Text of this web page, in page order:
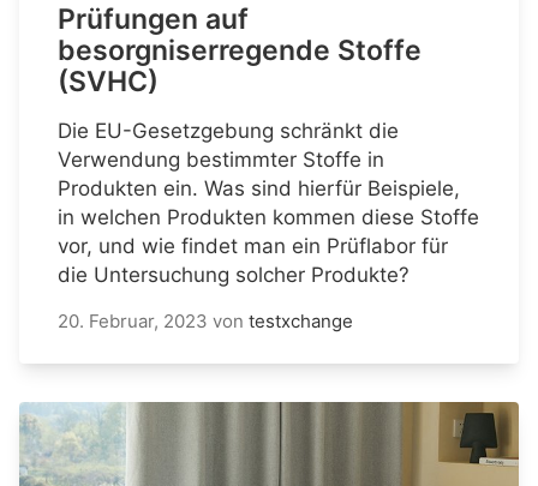
Prüfungen auf
besorgniserregende Stoffe
(SVHC)
Die EU-Gesetzgebung schränkt die
Verwendung bestimmter Stoffe in
Produkten ein. Was sind hierfür Beispiele,
in welchen Produkten kommen diese Stoffe
vor, und wie findet man ein Prüflabor für
die Untersuchung solcher Produkte?
20. Februar, 2023 von testxchange